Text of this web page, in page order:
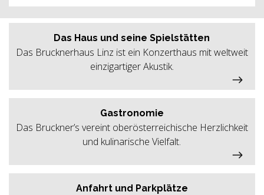
Das Haus und seine Spielstätten
Das Brucknerhaus Linz ist ein Konzerthaus mit weltweit
einzigartiger Akustik.
Gastronomie
Das Bruckner’s vereint oberösterreichische Herzlichkeit
und kulinarische Vielfalt.
Anfahrt und Parkplätze